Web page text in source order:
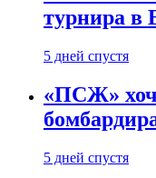
турнира в
5 дней спустя
«ПСЖ»
5 дней спустя